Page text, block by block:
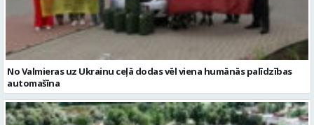
No Valmieras uz Ukrainu ceļā dodas vēl viena humānās palīdzības
automašīna